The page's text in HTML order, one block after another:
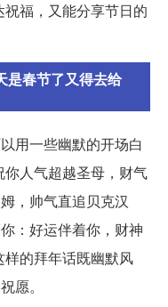
福，又能分享节日的
是春节了又得去给
用一些幽默的开场白
人气超越圣母，财气
，帅气直追贝克汉
：好运伴着你，财神
样的拜年话既幽默风
愿。